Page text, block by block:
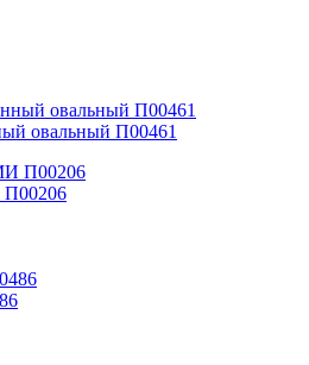
овальный П00461